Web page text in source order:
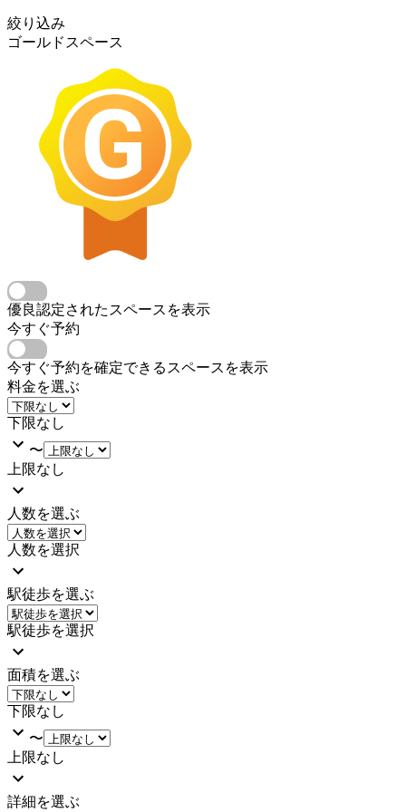
絞り込み
ゴールドスペース
優良認定されたスペースを表示
今すぐ予約
今すぐ予約を確定できるスペースを表示
料金を選ぶ
下限なし
〜
上限なし
人数を選ぶ
人数を選択
駅徒歩を選ぶ
駅徒歩を選択
面積を選ぶ
下限なし
〜
上限なし
詳細を選ぶ